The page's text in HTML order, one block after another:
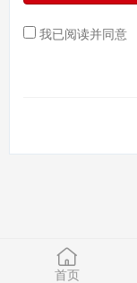
我已阅读并同意
首页